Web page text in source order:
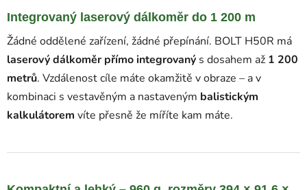
Integrovaný laserový dálkoměr do 1 200 m
Žádné oddělené zařízení, žádné přepínání. BOLT H50R má
laserový dálkoměr přímo integrovaný s dosahem až 1 200
metrů. Vzdálenost cíle máte okamžitě v obraze – a v
kombinaci s vestavěným a nastaveným balistickým
kalkulátorem víte přesně že míříte kam máte.